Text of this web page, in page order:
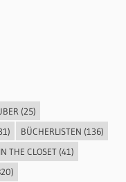
(25)
BÜCHERLISTEN (136)
THE CLOSET(41)